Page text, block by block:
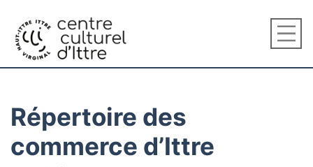
Répertoire des
commerce d’Ittre